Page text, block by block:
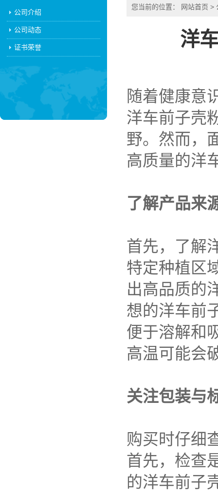
公司介绍
公司动态
证书荣誉
您当前的位置： 网站首页 >
洋
随着健康意
洋车前子壳
野。然而，
高质量的洋
了解产品来
首先，了解
特定种植区
出高品质的
想的洋车前
便于溶解和
高温可能会
关注包装与
购买时仔细
首先，检查
的洋车前子